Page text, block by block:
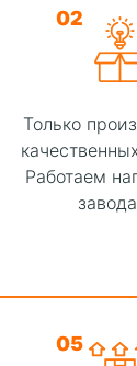
02
Только
Работаем
05